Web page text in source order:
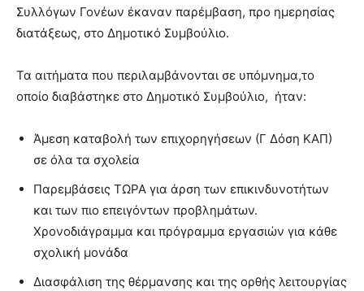
Συλλόγων Γονέων έκαναν παρέμβαση, προ ημερησίας
διατάξεως, στο Δημοτικό Συμβούλιο.
Τα αιτήματα που περιλαμβάνονται σε υπόμνημα,το
οποίο διαβάστηκε στο Δημοτικό Συμβούλιο, ήταν:
Άμεση καταβολή των επιχορηγήσεων (Γ Δόση ΚΑΠ)
σε όλα τα σχολεία
Παρεμβάσεις ΤΩΡΑ για άρση των επικινδυνοτήτων
και των πιο επειγόντων προβλημάτων.
Χρονοδιάγραμμα και πρόγραμμα εργασιών για κάθε
σχολική μονάδα
Διασφάλιση της θέρμανσης και της ορθής λειτουργίας